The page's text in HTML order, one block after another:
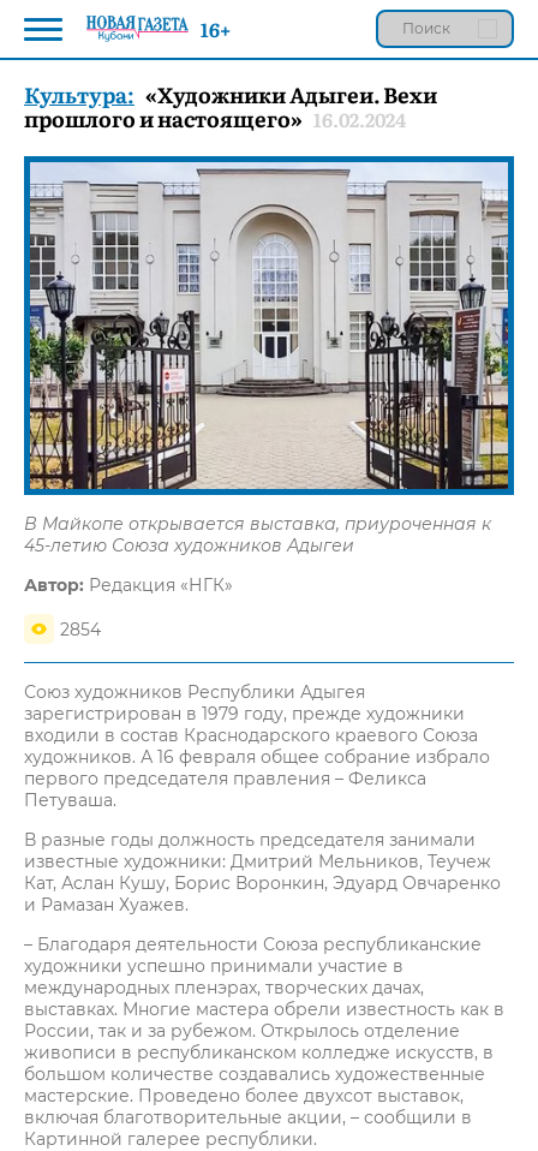
Культура: «Художники Адыгеи. Вехи
прошлого и настоящего» 16.02.2024
В Майкопе открывается выставка, приуроченная к
45-летию Союза художников Адыгеи
Автор: Редакция «НГК»
2854
Союз художников Республики Адыгея
зарегистрирован в 1979 году, прежде художники
входили в состав Краснодарского краевого Союза
художников. А 16 февраля общее собрание избрало
первого председателя правления – Феликса
Петуваша.
В разные годы должность председателя занимали
известные художники: Дмитрий Мельников, Теучеж
Кат, Аслан Кушу, Борис Воронкин, Эдуард Овчаренко
и Рамазан Хуажев.
– Благодаря деятельности Союза республиканские
художники успешно принимали участие в
международных пленэрах, творческих дачах,
выставках. Многие мастера обрели известность как в
России, так и за рубежом. Открылось отделение
живописи в республиканском колледже искусств, в
большом количестве создавались художественные
мастерские. Проведено более двухсот выставок,
включая благотворительные акции, – сообщили в
Картинной галерее республики.
16+